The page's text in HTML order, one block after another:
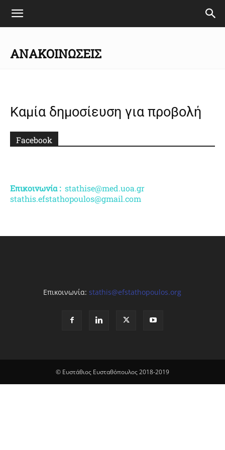
ΑΝΑΚΟΙΝΏΣΕΙΣ
Καμία δημοσίευση για προβολή
Facebook
Επικοινωνία : stathise@med.uoa.gr
stathis.efstathopoulos@gmail.com
Επικοινωνία:stathis@efstathopoulos.org
© Ευστάθιος Ευσταθόπουλος 2018-2019